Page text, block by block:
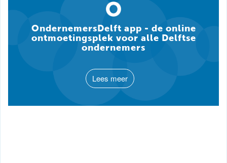
OndernemersDelft app - de online
ontmoetingsplek voor alle Delftse
ondernemers
Lees meer